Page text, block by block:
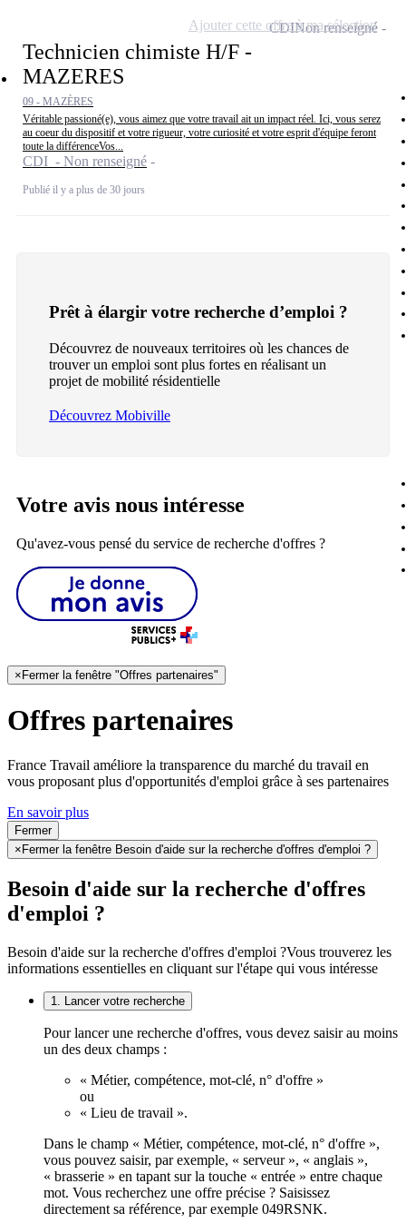
Technicien chimiste H/F -
MAZERES
09 - MAZÈRES
Véritable passioné(e), vous aimez que votre travail ait un impact réel. Ici, vous serez
au coeur du dispositif et votre rigueur, votre curiosité et votre esprit d'équipe feront
toute la différenceVos...
CDI - Non renseigné
Publié il y a plus de 30 jours
CDINon renseigné
Ajouter cette offre à ma sélection
Prêt à élargir votre recherche d’emploi ?
Découvrez de nouveaux territoires où les chances de
trouver un emploi sont plus fortes en réalisant un
projet de mobilité résidentielle
Découvrez Mobiville
Votre avis nous intéresse
Qu'avez-vous pensé du service de recherche d'offres ?
× Fermer la fenêtre "Offres partenaires"
Offres partenaires
France Travail améliore la transparence du marché du travail en
vous proposant plus d'opportunités d'emploi grâce à ses partenaires
En savoir plus
Fermer
× Fermer la fenêtre Besoin d'aide sur la recherche d'offres d'emploi ?
Besoin d'aide sur la recherche d'offres
d'emploi ?
Besoin d'aide sur la recherche d'offres d'emploi ?Vous trouverez les
informations essentielles en cliquant sur l'étape qui vous intéresse
1. Lancer votre recherche
Pour lancer une recherche d'offres, vous devez saisir au moins
un des deux champs :
« Métier, compétence, mot-clé, n° d'offre »
ou
« Lieu de travail ».
Dans le champ « Métier, compétence, mot-clé, n° d'offre »,
vous pouvez saisir, par exemple, « serveur », « anglais »,
« brasserie » en tapant sur la touche « entrée » entre chaque
mot. Vous recherchez une offre précise ? Saisissez
directement sa référence, par exemple 049RSNK.